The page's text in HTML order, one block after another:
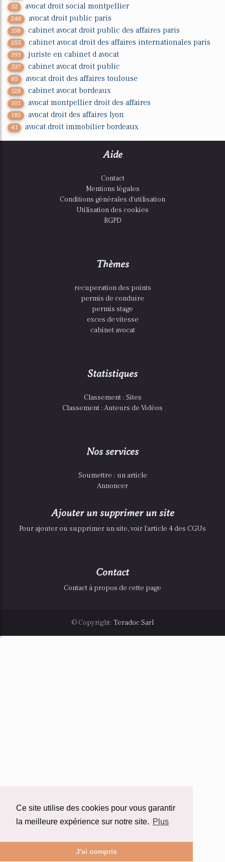
Ce site utilise des cookies pour vous garantir
la meilleure expérience sur notre site. Plus
J'ai compris
52 avocat droit social montpellier
248 avocat droit public paris
138 cabinet avocat droit public des affaires paris
255 cabinet avocat droit des affaires internationales paris
393 juriste en cabinet d avocat
537 cabinet avocat droit public
85 avocat droit des affaires toulouse
128 cabinet avocat bordeaux
101 avocat montpellier droit des affaires
183 avocat droit des affaires lyon
41 avocat droit immobilier bordeaux
Aide
Contact
Mentions légales
Conditions générales d'utilisation
Utilisation des cookies
RGPD
Thèmes
recuperation des points
permis de conduire
permis stage
exces de vitesse
cabinet avocat
Statistiques
Classement : Sites
Classement : Auteurs de Vidéos
Nos services
Soumettre : un article
Annoncer
Ajouter un supprimer un site
Pour ajouter ou supprimer un site, voir l'article 4 des CGUs
Contact
Contact à propos de cette page
© Copyright: Teradoc Sarl